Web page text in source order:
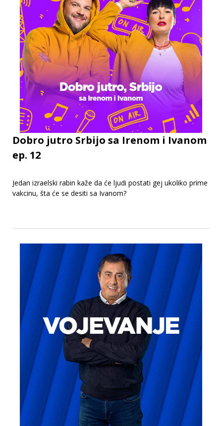
Dobro jutro Srbijo sa Irenom i Ivanom
ep. 12
Jedan izraelski rabin kaže da će ljudi postati gej ukoliko prime
vakcinu, šta će se desiti sa Ivanom?